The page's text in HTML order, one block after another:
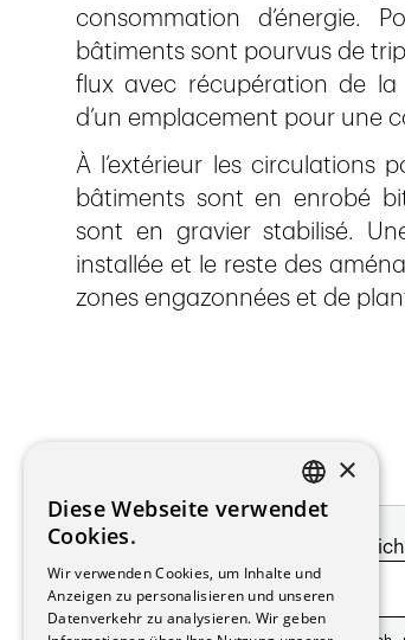
consommation d’énergie.
bâtiments sont pourvus de
flux avec récupération de la
d’un emplacement pour une
À l’extérieur les circulations
bâtiments sont en enrobé
sont en gravier stabilisé.
installée et le reste des
zones engazonnées et de
Melde dich für unseren
FRENCH
×
Diese Webseite verwendet
Cookies.
Wir verwenden Cookies, um Inhalte und
Anzeigen zu personalisieren und unseren
Datenverkehr zu analysieren. Wir geben